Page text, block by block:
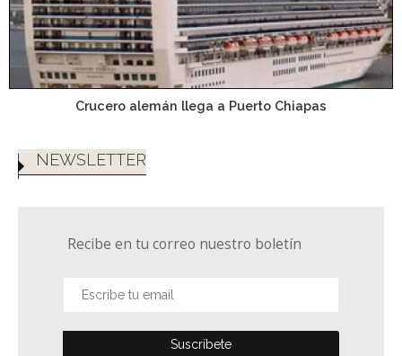
Crucero alemán llega a Puerto Chiapas
NEWSLETTER
Recibe en tu correo nuestro boletín